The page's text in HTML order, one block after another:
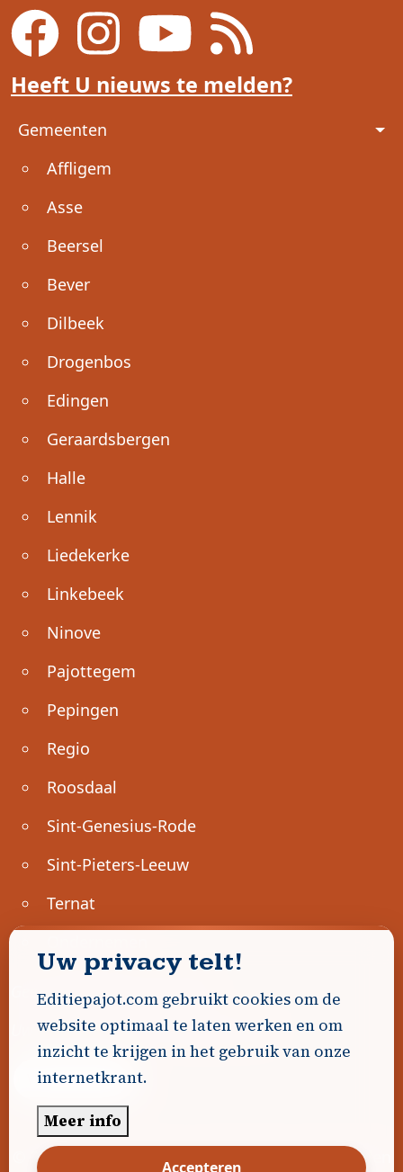
Heeft U nieuws te melden?
Voet
Gemeenten
Affligem
Asse
Beersel
Bever
Dilbeek
Drogenbos
Edingen
Geraardsbergen
Halle
Lennik
Liedekerke
Linkebeek
Ninove
Pajottegem
Pepingen
Regio
Roosdaal
Sint-Genesius-Rode
Sint-Pieters-Leeuw
Ternat
Geen advertenties gevonden.
Uw advertentie hier? Contacteer ons!
Word Partner!
© 2026 Editiepajot.com
Algemene voorwaarden
Uw privacy telt!
Editiepajot.com gebruikt cookies om de
website optimaal te laten werken en om
inzicht te krijgen in het gebruik van onze
internetkrant.
Meer info
Accepteren